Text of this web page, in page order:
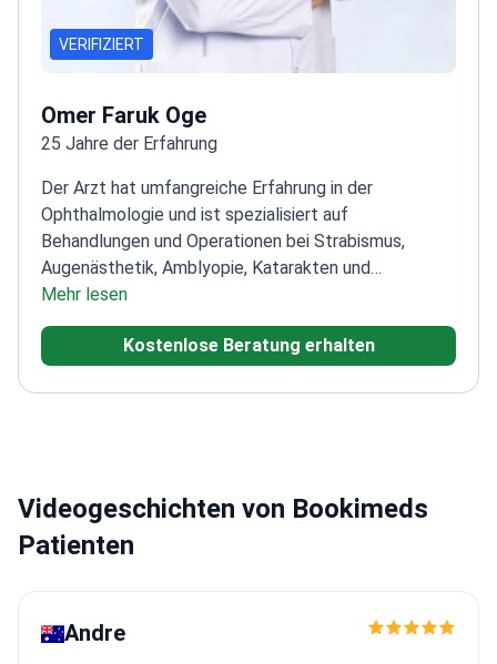
VERIFIZIERT
Omer Faruk Oge
25 Jahre der Erfahrung
Der Arzt hat umfangreiche Erfahrung in der
Ophthalmologie und ist spezialisiert auf
Behandlungen und Operationen bei Strabismus,
Augenästhetik, Amblyopie, Katarakten und
Netzhauterkrankungen. Darüber hinaus ist der Arzt
versiert in der pädiatrischen Augengesundheit und
führt umfassende allgemeine Augenuntersuchungen
Medizinischen Fakultät in Istanbul absolvierte der
Türkischen Ophthalmologischen Vereinigung und der
Europäischen Gesellschaft für Katarakt- und
Refraktive Chirurgen.<\/p>
Mehr lesen
Kostenlose Beratung erhalten
Videogeschichten von Bookimeds
Patienten
Andre